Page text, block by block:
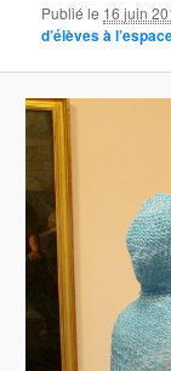
Publié le 16 juin
d’élèves à